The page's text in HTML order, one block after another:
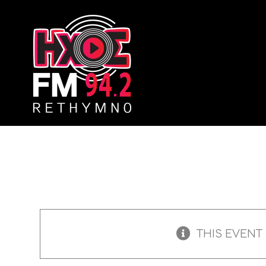
THIS EVENT